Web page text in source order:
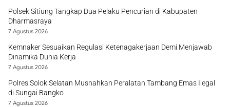
Polsek Sitiung Tangkap Dua Pelaku Pencurian di Kabupaten
Dharmasraya
7 Agustus 2026
Kemnaker Sesuaikan Regulasi Ketenagakerjaan Demi Menjawab
Dinamika Dunia Kerja
7 Agustus 2026
Polres Solok Selatan Musnahkan Peralatan Tambang Emas Ilegal
di Sungai Bangko
7 Agustus 2026